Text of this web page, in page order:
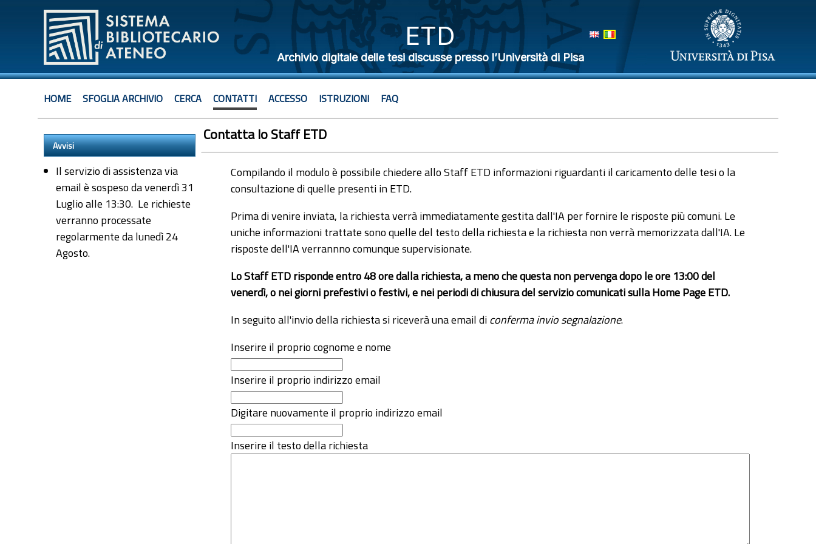
ETD
Archivio digitale delle tesi discusse presso l’Università di Pisa
HOME SFOGLIA ARCHIVIO CERCA CONTATTI ACCESSO ISTRUZIONI FAQ
Avvisi
Il servizio di assistenza via
email è sospeso da venerdì 31
Luglio alle 13:30. Le richieste
verranno processate
regolarmente da lunedì 24
Agosto.
Contatta lo Staff ETD
Compilando il modulo è possibile chiedere allo Staff ETD informazioni riguardanti il caricamento delle tesi o la
consultazione di quelle presenti in ETD.
Prima di venire inviata, la richiesta verrà immediatamente gestita dall'IA per fornire le risposte più comuni. Le
uniche informazioni trattate sono quelle del testo della richiesta e la richiesta non verrà memorizzata dall'IA. Le
risposte dell'IA verrannno comunque supervisionate.
Lo Staff ETD risponde entro 48 ore dalla richiesta, a meno che questa non pervenga dopo le ore 13:00 del
venerdì, o nei giorni prefestivi o festivi, e nei periodi di chiusura del servizio comunicati sulla Home Page ETD.
In seguito all'invio della richiesta si riceverà una email diconferma invio segnalazione.
Inserire il proprio cognome e nome
Inserire il proprio indirizzo email
Digitare nuovamente il proprio indirizzo email
Inserire il testo della richiesta